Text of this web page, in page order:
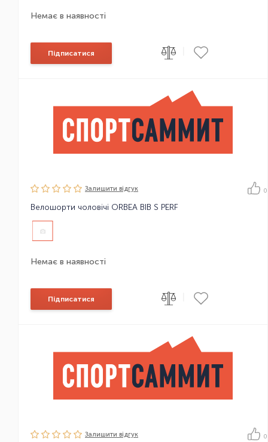
Немає в наявності
Підписатися
Залишити вiдгук 0
Велошорти чоловічі ORBEA BIB S PERF
Немає в наявності
Підписатися
Залишити вiдгук 0